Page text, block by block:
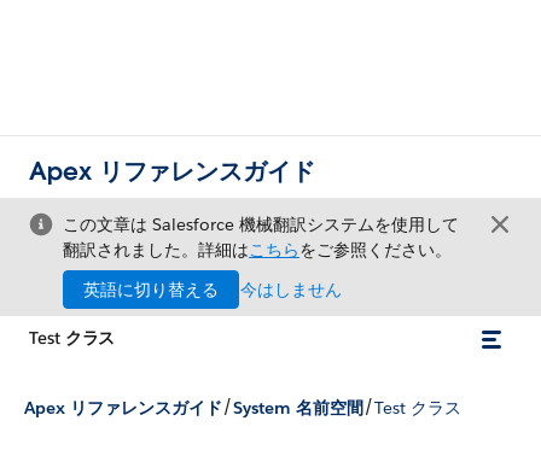
Apex リファレンスガイド
この文章は Salesforce 機械翻訳システムを使用して
翻訳されました。詳細はこちらをご参照ください。
英語に切り替える
今はしません
Test クラス
Apex リファレンスガイド/System 名前空間/Test クラス